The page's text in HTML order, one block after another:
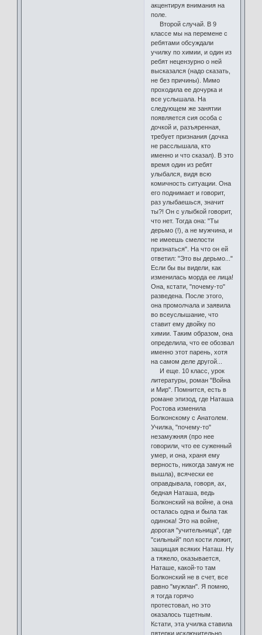
акцентируя внимания на
поле.
Второй случай. В 9
классе мы на перемене с
ребятами обсуждали
училку по химии, и один из
ребят нецензурно о ней
высказался (надо сказать,
не без причины). Мимо
проходила ее дочурка и
все услышала. На
следующем же занятии
появляется сия особа с
дочкой и, разъяренная,
требует признания (дочка
не расслышала, кто
именно и что сказал). В это
время один из ребят
улыбался, видя всю
комичность ситуации. Она
его поднимает и говорит,
раз улыбаешься, значит
ты?! Он с улыбкой говорит,
что нет. Тогда она: "Ты
дерьмо (!), а не мужчина, и
не имеешь смелости
признаться". На что он ей
ответил: "Это вы дерьмо..."
Если бы вы видели, как
изменилась морда ее лица!
Она, кстати, "почему-то"
разведена. Пoсле этого,
она промолчала и заявила
во всеуслышание, что
ставит ему двойку по
химии. Таким образом, она
определила, что ее обозвал
именно этот парень, хотя
на самом деле другой...
И еще. 10 класс, урок
литературы, роман "Война
и Мир". Помнится, есть в
романе эпизод, где Наташа
Ростова изменила
Болконскому с Анатолем.
Училка, "почему-то"
незамужняя (про нее
говорили, что ее суженный
умер, и она, храня ему
верность, никогда замуж не
вышла), всячески ее
оправдывала, говоря, ах,
бедная Наташа, ведь
Болконский на войне, а она
осталась одна и была так
одинока! Это на войне,
дорогая "учительница", где
"сильный" пол кости ложит,
защищая всяких Наташ. Ну
а тяжело, оказывается,
Наташе, какой-то там
Болконский не в счет, все
равно "мужлан". Я помню,
я тогда горячо
протестовал, но это
оказалось тщетным.
Кстати, эта училка ставила
пятерки исключительно